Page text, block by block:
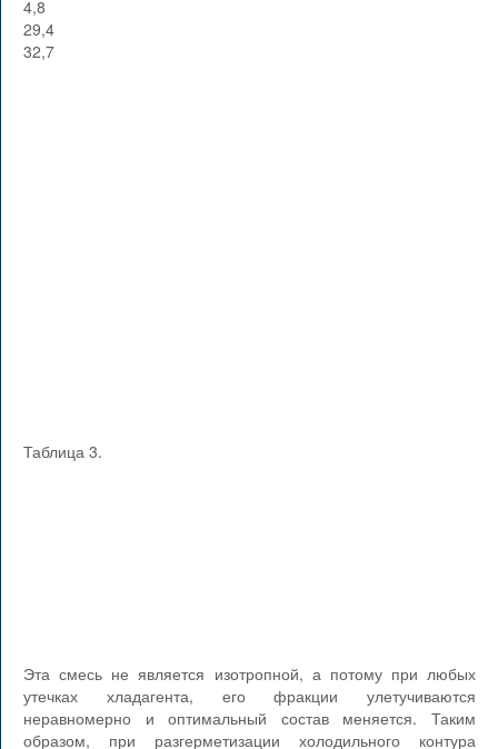
4,8
29,4
32,7
Таблица 3.
Эта смесь не является изотропной, а потому при любых
утечках хладагента, его фракции улетучиваются
неравномерно и оптимальный состав меняется. Таким
образом, при разгерметизации холодильного контура